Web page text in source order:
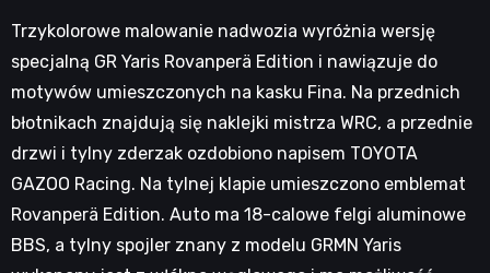
Trzykolorowe malowanie nadwozia wyróżnia wersję
specjalną GR Yaris Rovanperä Edition i nawiązuje do
motywów umieszczonych na kasku Fina. Na przednich
błotnikach znajdują się naklejki mistrza WRC, a przednie
drzwi i tylny zderzak ozdobiono napisem TOYOTA
GAZOO Racing. Na tylnej klapie umieszczono emblemat
Rovanperä Edition. Auto ma 18-calowe felgi aluminowe
BBS, a tylny spojler znany z modelu GRMN Yaris